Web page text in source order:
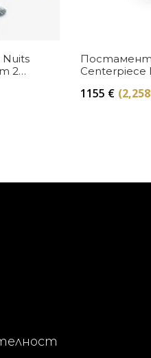
2
Постамент
Centerpiece
1155 €